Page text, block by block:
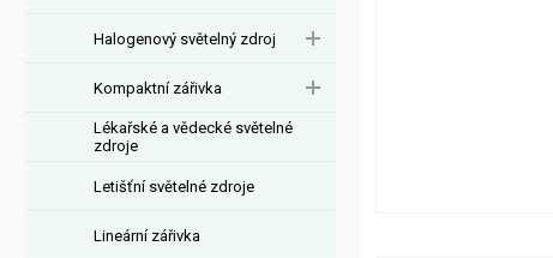
Halogenový světelný zdroj
Kompaktní zářivka
Lékařské a vědecké světelné
zdroje
Letišťní světelné zdroje
Lineární zářivka